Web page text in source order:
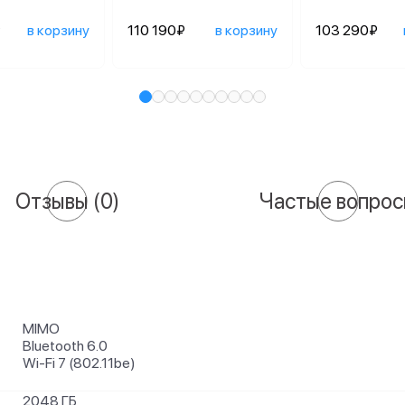
в корзину 110 190₽ в корзину 103 290₽
Отзывы (0) Частые
MIMO
Bluetooth 6.0
Wi-Fi 7 (802.11be)
2048 ГБ